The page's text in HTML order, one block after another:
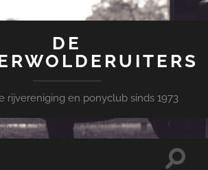
DE
rijvereniging en ponyclub sinds 1973
Toggle